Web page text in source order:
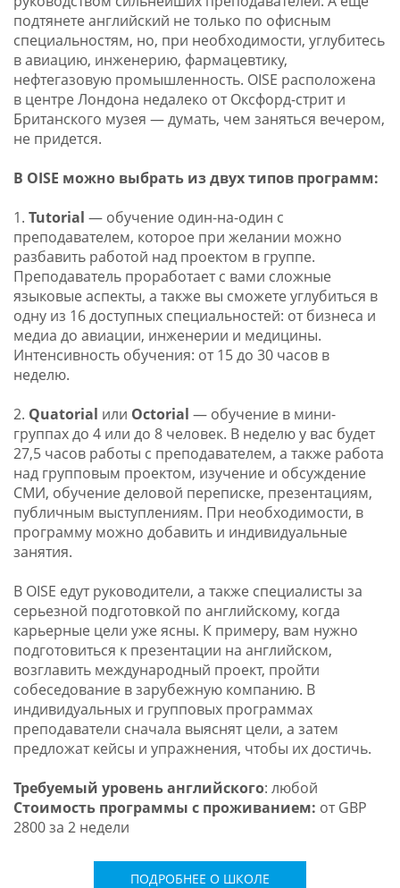
подтянете английский не только по офисным
специальностям, но, при необходимости, углубитесь
в авиацию, инженерию, фармацевтику,
нефтегазовую промышленность. OISE расположена
в центре Лондона недалеко от Оксфорд-стрит и
Британского музея — думать, чем заняться вечером,
не придется.
В OISE можно выбрать из двух типов программ:
1. Tutorial — обучение один-на-один с
преподавателем, которое при желании можно
разбавить работой над проектом в группе.
Преподаватель проработает с вами сложные
языковые аспекты, а также вы сможете углубиться в
одну из 16 доступных специальностей: от бизнеса и
медиа до авиации, инженерии и медицины.
Интенсивность обучения: от 15 до 30 часов в
неделю.
2. Quatorial или Octorial — обучение в мини-
группах до 4 или до 8 человек. В неделю у вас будет
27,5 часов работы с преподавателем, а также работа
над групповым проектом, изучение и обсуждение
СМИ, обучение деловой переписке, презентациям,
публичным выступлениям. При необходимости, в
программу можно добавить и индивидуальные
занятия.
В OISE едут руководители, а также специалисты за
серьезной подготовкой по английскому, когда
карьерные цели уже ясны. К примеру, вам нужно
подготовиться к презентации на английском,
возглавить международный проект, пройти
собеседование в зарубежную компанию. В
индивидуальных и групповых программах
преподаватели сначала выяснят цели, а затем
предложат кейсы и упражнения, чтобы их достичь.
Требуемый уровень английского: любой
Стоимость программы с проживанием: от GBP
2800 за 2 недели
ПОДРОБНЕЕ О ШКОЛЕ